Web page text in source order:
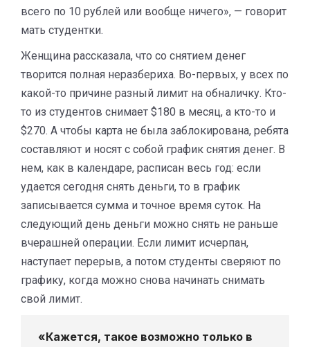
всего по 10 рублей или вообще ничего», — говорит
мать студентки.
Женщина рассказала, что со снятием денег
творится полная неразбериха. Во-первых, у всех по
какой-то причине разный лимит на обналичку. Кто-
то из студентов снимает $180 в месяц, а кто-то и
$270. А чтобы карта не была заблокирована, ребята
составляют и носят с собой график снятия денег. В
нем, как в календаре, расписан весь год: если
удается сегодня снять деньги, то в график
записывается сумма и точное время суток. На
следующий день деньги можно снять не раньше
вчерашней операции. Если лимит исчерпан,
наступает перерыв, а потом студенты сверяют по
графику, когда можно снова начинать снимать
свой лимит.
«Кажется, такое возможно только в